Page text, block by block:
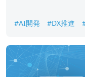
#AI開発 #DX推進